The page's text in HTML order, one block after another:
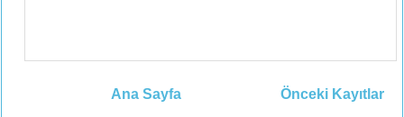
Önceki Kayıtlar
Ana Sayfa